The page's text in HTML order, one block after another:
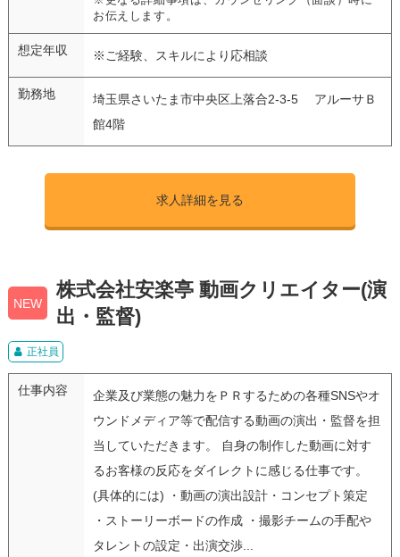
お伝えします。
想定年収 ※ご経験、スキルにより応相談
勤務地
埼玉県さいたま市中央区上落合2-3-5 アルーサＢ
館4階
求人詳細を見る
NEW
株式会社安楽亭 動画クリエイター(演
出・監督)
正社員
仕事内容
企業及び業態の魅力をＰＲするための各種SNSやオ
ウンドメディア等で配信する動画の演出・監督を担
当していただきます。 自身の制作した動画に対す
るお客様の反応をダイレクトに感じる仕事です。
(具体的には) ・動画の演出設計・コンセプト策定
・ストーリーボードの作成 ・撮影チームの手配や
タレントの設定・出演交渉...